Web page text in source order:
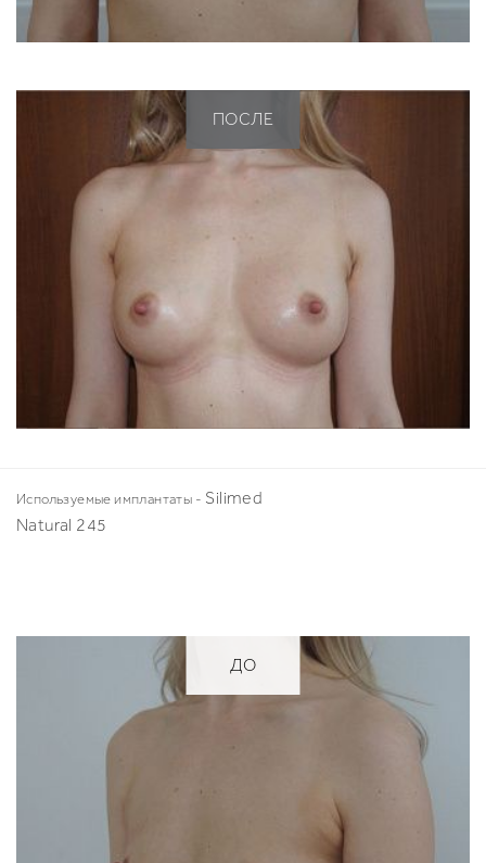
ПОСЛЕ
Используемые имплантаты - Silimed
Natural 245
ДО